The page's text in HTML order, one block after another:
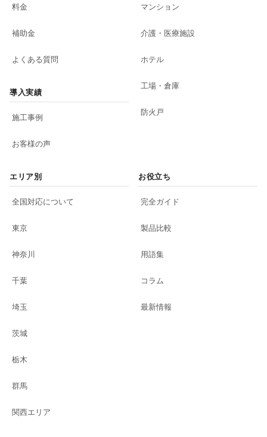
料金
補助金
よくある質問
導入実績
施工事例
お客様の声
マンション
介護・医療施設
ホテル
工場・倉庫
防火戸
エリア別
全国対応について
東京
神奈川
千葉
埼玉
茨城
栃木
群馬
関西エリア
お役立ち
完全ガイド
製品比較
用語集
コラム
最新情報